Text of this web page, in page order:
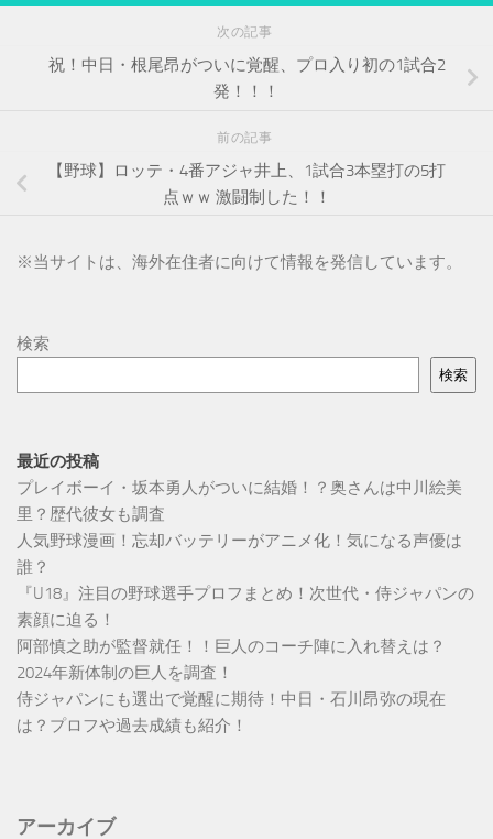
次の記事
祝！中日・根尾昂がついに覚醒、プロ入り初の1試合2
発！！！
前の記事
【野球】ロッテ・4番アジャ井上、1試合3本塁打の5打
点ｗｗ 激闘制した！！
※当サイトは、海外在住者に向けて情報を発信しています。
検索
検索
最近の投稿
プレイボーイ・坂本勇人がついに結婚！？奥さんは中川絵美
里？歴代彼女も調査
人気野球漫画！忘却バッテリーがアニメ化！気になる声優は
誰？
『U18』注目の野球選手プロフまとめ！次世代・侍ジャパンの
素顔に迫る！
阿部慎之助が監督就任！！巨人のコーチ陣に入れ替えは？
2024年新体制の巨人を調査！
侍ジャパンにも選出で覚醒に期待！中日・石川昂弥の現在
は？プロフや過去成績も紹介！
アーカイブ